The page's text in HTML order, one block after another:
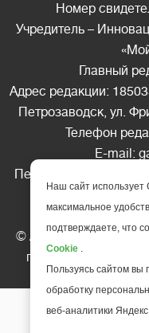
Номер
Учредитель –
Главный
Адрес редакции:
Петрозаводск, ул.
Телефон
E-mail:
Перепечатка
Ссылка на
© АНО ДПО
повышения
Наш сайт использует
максимальное
подтверждаете, что
Cookie .
Пользуясь сайтом вы
обработку
веб-аналитики